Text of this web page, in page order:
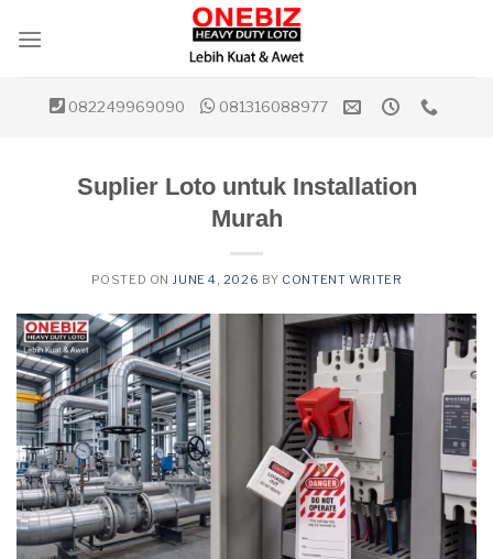
082249969090 081316088977
Suplier Loto untuk Installation
Murah
POSTED ON JUNE 4, 2026 BY CONTENT WRITER